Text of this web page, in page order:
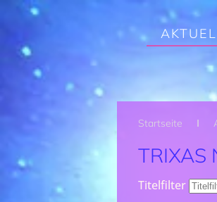
Zum Hauptinhalt springen
Startseite
TRIXAS
Titelfilter